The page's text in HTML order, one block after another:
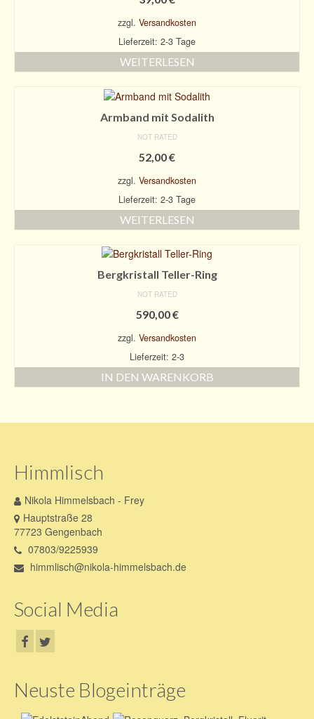
zzgl. Versandkosten
Lieferzeit: 2-3 Tage
WEITERLESEN
Armband mit Sodalith
NOT RATED
52,00€
zzgl. Versandkosten
Lieferzeit: 2-3 Tage
WEITERLESEN
Bergkristall Teller-Ring
NOT RATED
590,00€
zzgl. Versandkosten
Lieferzeit: 2-3
IN DEN WARENKORB
Himmlisch
Nikola Himmelsbach - Frey
Hauptstraße 28
77723 Gengenbach
07803/9225939
himmlisch@nikola-himmelsbach.de
Social Media
Neuste Blogeinträge